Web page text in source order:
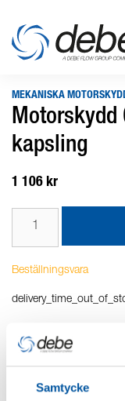
Samtycke
MEKANISKA
Motorskydd
kapsling
1 106 kr
Beställningsvara